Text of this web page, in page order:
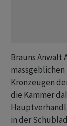
Brauns Anwalt
Kronzeugen
die Kammer
in der